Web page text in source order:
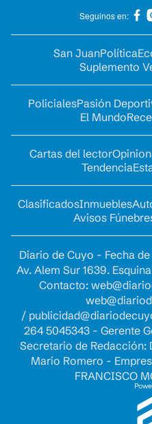
Seguinos en:
San JuanPolítica
Suplemento
PolicialesPasión
El Mundo
Cartas del lectorOpinion
Tendencia
ClasificadosInmuebles
Avisos
Diario de Cuyo - Fecha
Av. Alem Sur 1639.
Contacto:
/
264 5045343 - Gerente
Secretario de Redacción:
Mario Romero -
FRANCISCO